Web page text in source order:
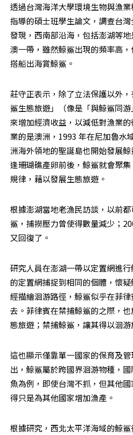
透過台灣海洋大學環境生物與漁
指導的碩士班學生論文，調查台
發現，西南部沿海，包括澎湖等
澳一帶，雖然鯨鯊出現的頻率高
搭船出海賞鯨鯊。
莊守正表示，除了立法保護以外
鯊生態旅遊」（像是「與鯨鯊同游
來增加經濟收益，以減低對漁業
業的是澳洲，1993 年在尼加魯水
洲海外領地的聖誕島也開始發展
逢珊瑚礁產卵前後，鯨鯊就會聚
規律，藉以發展生態旅遊。
根據澎湖當地老漁民訪談，以前
鯊，捕撈壓力曾使得數量減少；
又回復了。
研究人員在澎湖一帶以定置網進
的定置網捕捉到相同的個體，懷
經描繪洄游路徑，鯨鯊似乎在菲
去。菲律賓在禁捕鯨鯊的之際，
態旅遊；禁捕鯨鯊，讓其得以洄游
這也顯示僅靠單一國家的保育及
出，鯨鯊屬於跨國界洄游物種，
魚為例，即使台灣不抓，但其他
得只是為其他國家增加漁產。
根據研究，西北太平洋海域的鯨